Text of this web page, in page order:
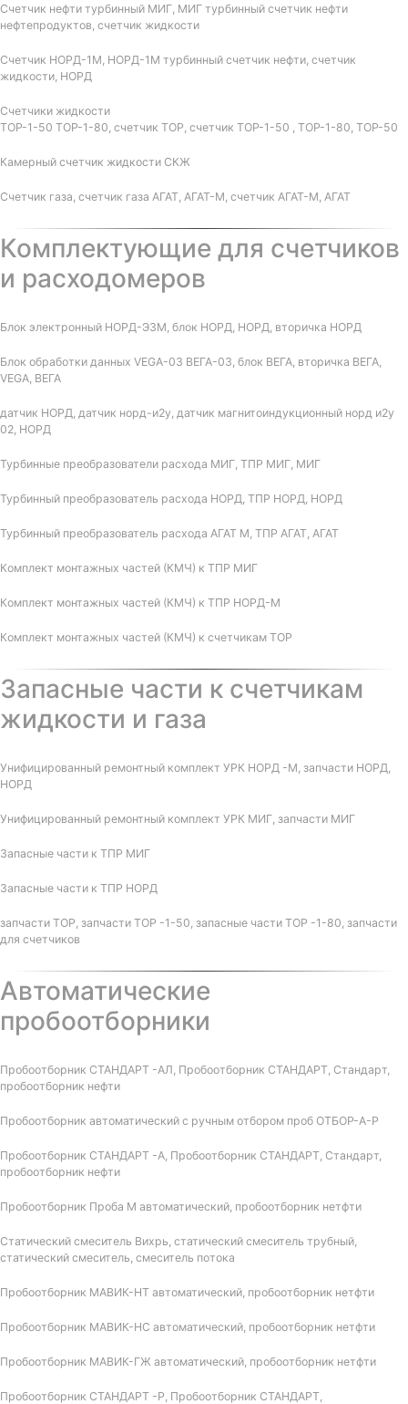
Счетчик нефти турбинный МИГ, МИГ турбинный счетчик нефти
нефтепродуктов, счетчик жидкости
Счетчик НОРД-1М, НОРД-1М турбинный счетчик нефти, счетчик
жидкости, НОРД
Счетчики жидкости
ТОР-1-50 ТОР-1-80, счетчик ТОР, счетчик ТОР-1-50 , ТОР-1-80, ТОР-50
Камерный счетчик жидкости СКЖ
Счетчик газа, счетчик газа АГАТ, АГАТ-М, счетчик АГАТ-М, АГАТ
Комплектующие для счетчиков
и расходомеров
Блок электронный НОРД-Э3М, блок НОРД, НОРД, вторичка НОРД
Блок обработки данных VEGA-03 ВЕГА-03, блок ВЕГА, вторичка ВЕГА,
VEGA, ВЕГА
датчик НОРД, датчик норд-и2у, датчик магнитоиндукционный норд и2у
02, НОРД
Турбинные преобразователи расхода МИГ, ТПР МИГ, МИГ
Турбинный преобразователь расхода НОРД, ТПР НОРД, НОРД
Турбинный преобразователь расхода АГАТ М, ТПР АГАТ, АГАТ
Комплект монтажных частей (КМЧ) к ТПР МИГ
Комплект монтажных частей (КМЧ) к ТПР НОРД-М
Комплект монтажных частей (КМЧ) к счетчикам ТОР
Запасные части к счетчикам
жидкости и газа
Унифицированный ремонтный комплект УРК НОРД -М, запчасти НОРД,
НОРД
Унифицированный ремонтный комплект УРК МИГ, запчасти МИГ
Запасные части к ТПР МИГ
Запасные части к ТПР НОРД
запчасти ТОР, запчасти ТОР -1-50, запасные части ТОР -1-80, запчасти
для счетчиков
Автоматические
пробоотборники
Пробоотборник СТАНДАРТ -АЛ, Пробоотборник СТАНДАРТ, Стандарт,
пробоотборник нефти
Пробоотборник автоматический с ручным отбором проб ОТБОР-А-Р
Пробоотборник СТАНДАРТ -А, Пробоотборник СТАНДАРТ, Стандарт,
пробоотборник нефти
Пробоотборник Проба М автоматический, пробоотборник нетфти
Статический смеситель Вихрь, статический смеситель трубный,
статический смеситель, смеситель потока
Пробоотборник МАВИК-НТ автоматический, пробоотборник нетфти
Пробоотборник МАВИК-НС автоматический, пробоотборник нетфти
Пробоотборник МАВИК-ГЖ автоматический, пробоотборник нетфти
Пробоотборник СТАНДАРТ -Р, Пробоотборник СТАНДАРТ,